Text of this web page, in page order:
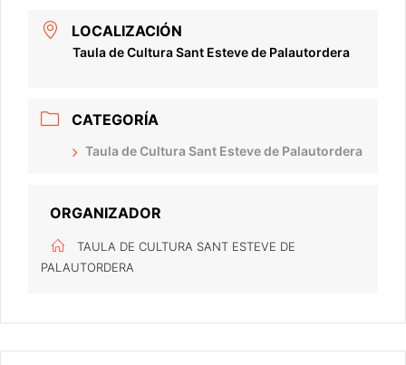
LOCALIZACIÓN
Taula de Cultura Sant Esteve de Palautordera
CATEGORÍA
Taula de Cultura Sant Esteve de Palautordera
ORGANIZADOR
TAULA DE CULTURA SANT ESTEVE DE
PALAUTORDERA